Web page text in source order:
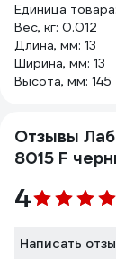
Единица
Вес, кг: 0.012
Длина, мм: 13
Ширина, мм: 13
Высота, мм: 145
Отзывы
8015 F
4
Написать